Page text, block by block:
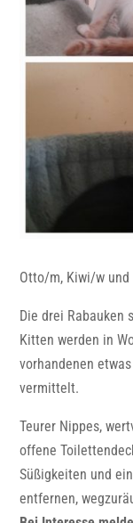
Otto/m, Kiwi/w
Die drei Rabauken
Kitten werden in
vorhandenen
vermittelt.
Teurer Nippes,
offene
Süßigkeiten und
entfernen,